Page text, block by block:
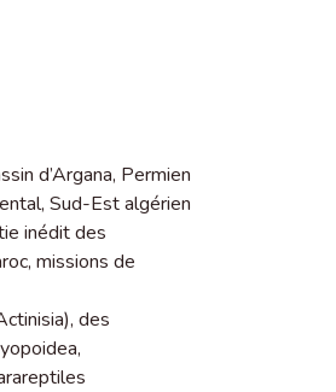
d’Argana, Permien
Sud-Est algérien
inédit des
missions de
des